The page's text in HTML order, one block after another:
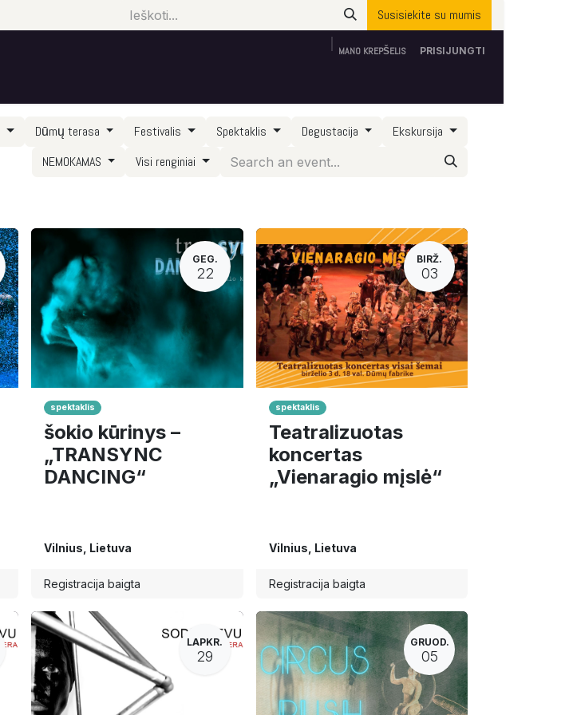
Susisiekite su mumis
MANO KREPŠELIS PRISIJUNGTI
Dūmų terasa Festivalis Spektaklis Degustacija
Ekskursija
NEMOKAMAS
Visi renginiai
GEG.
22
spektaklis
šokio kūrinys –
„TRANSYNC
DANCING“
Vilnius Lietuva
Registracija baigta
BIRŽ.
03
spektaklis
Teatralizuotas
koncertas
„Vienaragio mįslė“
Vilnius Lietuva
Registracija baigta
LAPKR.
29
GRUOD.
05